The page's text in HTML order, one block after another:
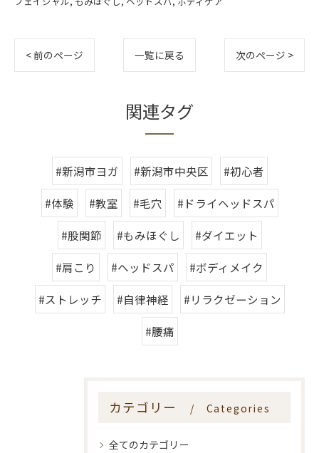
< 前のページ 一覧に戻る 次のページ >
関連タグ
#新潟市ヨガ #新潟市中央区 #初心者
#体験 #教室 #毛穴 #ドライヘッドスパ
#股関節 #もみほぐし #ダイエット
#肩こり #ヘッドスパ #ボディメイク
#ストレッチ #自律神経 #リラクゼーション
#腰痛
カテゴリー Categories
全てのカテゴリー